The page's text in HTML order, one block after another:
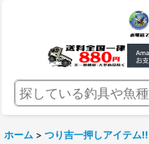
ホーム > つり吉一押しアイテム!!